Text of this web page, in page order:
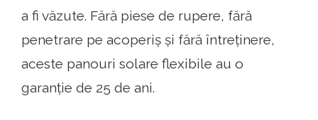
a fi văzute. Fără piese de rupere, fără
penetrare pe acoperiș și fără întreținere,
aceste panouri solare flexibile au o
garanție de 25 de ani.